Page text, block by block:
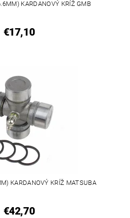
KARDANOVÝ KRÍŽ GMB
€17,10
KARDANOVÝ KRÍŽ MATSUBA
€42,70